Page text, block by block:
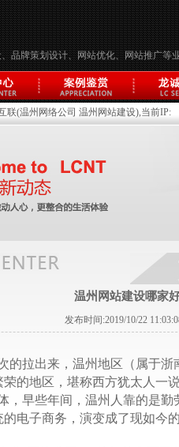
品牌策划设计、网站优化、网站推广等
(温州网络公司 温州网站建设),当前IP:
温州网站建设哪家
发布时间:2019/10/22
的拉出来，温州地区（属于
的地区，堪称西方犹太人一说
，早些年间，温州人靠的是
电子商务，演变成了现如今